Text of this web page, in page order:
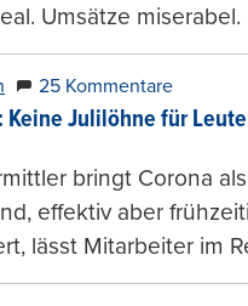
Umsätze miserabel.
25 Kommentare
Keine Julilöhne für
bringt Corona als
effektiv aber
lässt Mitarbeiter im